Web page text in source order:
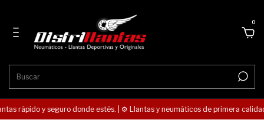
0
y seguro donde estés. | ⚙️ Llantas y neumáticos de primera calidad.